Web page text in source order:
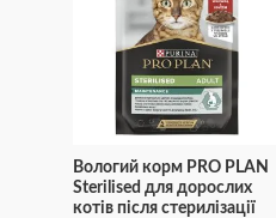
Вологий корм PRO PLAN
Sterilised для дорослих
котів після стерилізації